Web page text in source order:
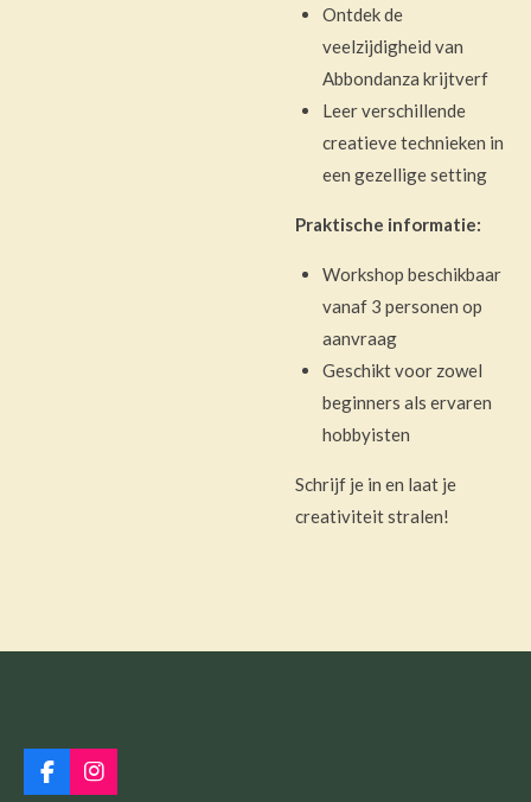
Ontdek de
veelzijdigheid van
Abbondanza krijtverf
Leer verschillende
creatieve technieken in
een gezellige setting
Praktische informatie:
Workshop beschikbaar
vanaf 3 personen op
aanvraag
Geschikt voor zowel
beginners als ervaren
hobbyisten
Schrijf je in en laat je
creativiteit stralen!
F
I